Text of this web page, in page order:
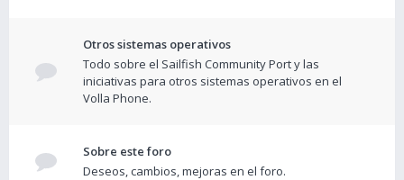
Otros sistemas operativos
Todo sobre el Sailfish Community Port y las
iniciativas para otros sistemas operativos en el
Volla Phone.
Sobre este foro
Deseos, cambios, mejoras en el foro.